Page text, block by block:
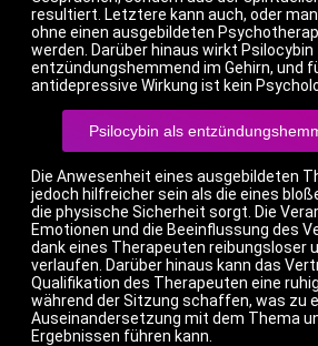
resultiert. Letztere kann auch, oder
ohne einen ausgebildeten
werden. Darüber hinaus wirkt Psilocybin
entzündungshemmend im Gehirn, und
antidepressive Wirkung ist kein
Psilocybin als
Die Anwesenheit eines ausgebildeten
jedoch hilfreicher sein als die eines
die physische Sicherheit sorgt. Die
Emotionen und die Beeinflussung des
dank eines Therapeuten reibungsloser
verlaufen. Darüber hinaus kann das
Qualifikation des Therapeuten eine
während der Sitzung schaffen, was zu
Auseinandersetzung mit dem Thema
Ergebnissen führen kann.